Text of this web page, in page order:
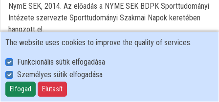
NymE SEK, 2014. Az előadás a NYME SEK BDPK Sporttudományi
Intézete szervezte Sporttudományi Szakmai Napok keretében
hangzott el.
User Policy
Adatkezelési tájékoztató (en)
Cookie Policy
The website uses cookies to improve the quality of services.
Funkcionális sütik elfogadása
Személyes sütik elfogadása
Elfogad Elutasít